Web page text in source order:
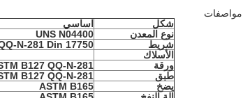
مواصفات
شكل
اساسي
نوع المعدن
UNS N04400
شريط
N-281 Din 17750
الأسلاك
ورقة
B127 QQ-N-281
طبق
B127 QQ-N-281
يضخ
ASTM B165